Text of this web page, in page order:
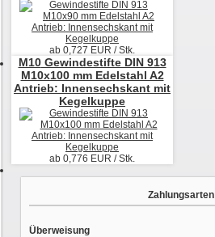
ab 0,727 EUR / Stk.
M10Gewindestifte DIN 913
M10x100 mm Edelstahl A2
Antrieb: Innensechskant mit
Kegelkuppe
ab 0,776 EUR / Stk.
Zahlungsarten
Überweisung